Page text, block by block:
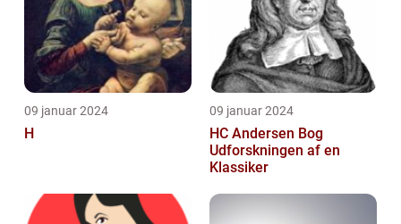
09 januar 2024
H
09 januar 2024
HC Andersen Bog
Udforskningen af en
Klassiker